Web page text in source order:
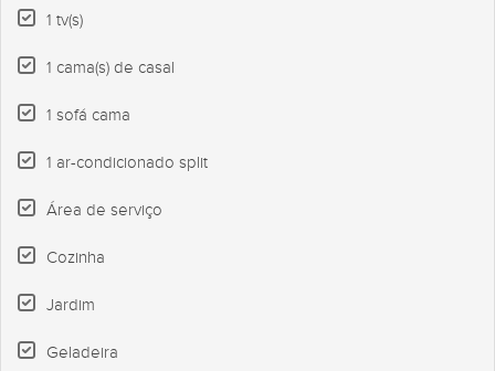
1 tv(s)
1 cama(s) de casal
1 sofá cama
1 ar-condicionado split
Área de serviço
Cozinha
Jardim
Geladeira